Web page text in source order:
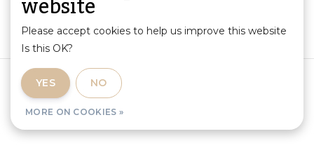
Terms and Conditions
Privacy Policy
Please accept cookies to help us improve this website
Is this OK?
YES NO
MORE ON COOKIES »